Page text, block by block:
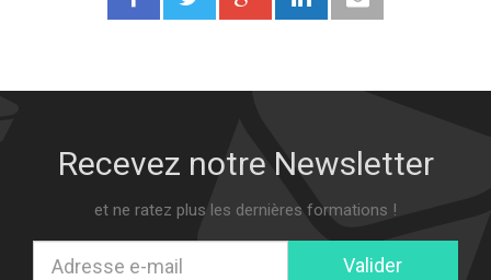
Recevez notre Newsletter
et ne ratez plus les dernières formations !
Valider